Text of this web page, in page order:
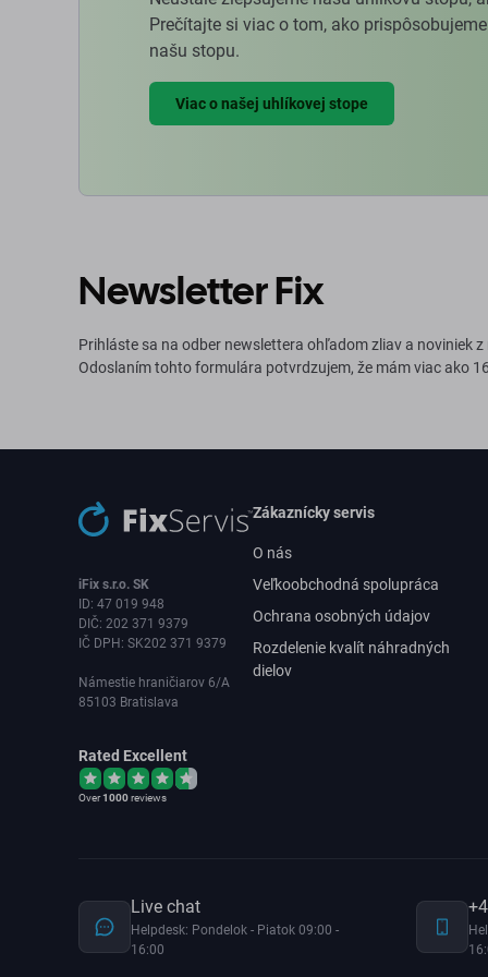
Prečítajte si viac o tom, ako
našu stopu.
Viac o našej uhlíkovej stope
Newsletter Fix
Prihláste sa na odber newslettera ohľadom zliav a noviniek z
Odoslaním tohto formulára potvrdzujem, že mám viac ako
iFix s.r.o. SK
ID: 47 019 948
DIČ: 202 371 9379
IČ DPH: SK202 371 9379
Námestie hraničiarov 6/A
85103 Bratislava
Rated Excellent
Over1000reviews
Zákaznícky servis
O nás
Veľkoobchodná spolupráca
Ochrana osobných údajov
Rozdelenie kvalít náhradných
dielov
Live chat
Helpdesk: Pondelok - Piatok 09:00 -
16:00